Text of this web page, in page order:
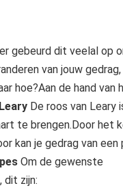
gebeurd dit veelal op
van jouw
hoe?Aan de hand van
De roos van Leary
te brengen.Door het
kan je gedrag van een
Om de gewenste
dit zijn: